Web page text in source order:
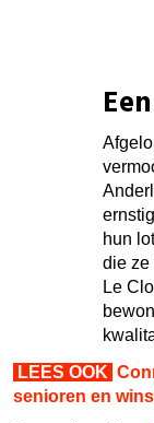
hun
die ze
Le
LEES OOK
senioren en